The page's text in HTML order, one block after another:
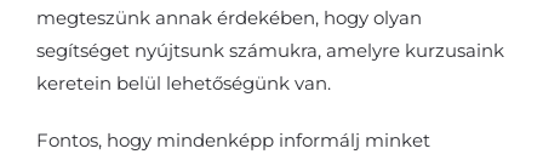
megteszünk annak érdekében, hogy olyan
segítséget nyújtsunk számukra, amelyre kurzusaink
keretein belül lehetőségünk van.
Fontos, hogy mindenképp informálj minket